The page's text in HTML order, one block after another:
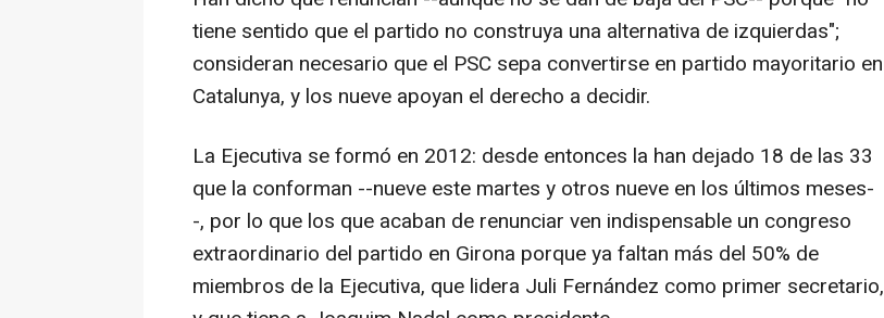
tiene sentido que el partido no construya una alternativa de izquierdas";
consideran necesario que el PSC sepa convertirse en partido mayoritario en
Catalunya, y los nueve apoyan el derecho a decidir.
La Ejecutiva se formó en 2012: desde entonces la han dejado 18 de las 33
que la conforman --nueve este martes y otros nueve en los últimos meses-
-, por lo que los que acaban de renunciar ven indispensable un congreso
extraordinario del partido en Girona porque ya faltan más del 50% de
miembros de la Ejecutiva, que lidera Juli Fernández como primer secretario,